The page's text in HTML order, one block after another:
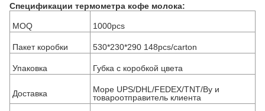
Спецификации термометра кофе молока:
MOQ 1000pcs
Пакет коробки 530*230*290 148pcs/carton
Упаковка Губка с коробкой цвета
Доставка
Море UPS/DHL/FEDEX/TNT/By и
товароотправитель клиента